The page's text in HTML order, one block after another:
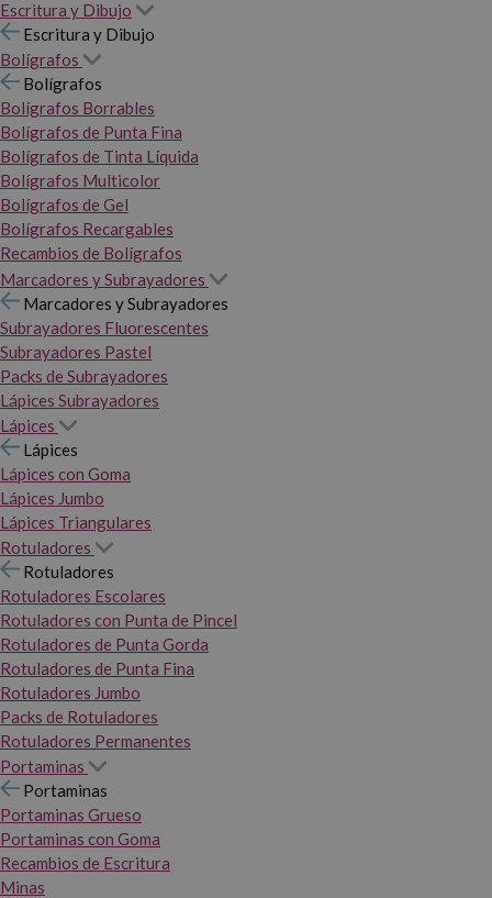
Escritura y Dibujo
Escritura y Dibujo
Bolígrafos
Bolígrafos
Bolígrafos Borrables
Bolígrafos de Punta Fina
Bolígrafos de Tinta Líquida
Bolígrafos Multicolor
Bolígrafos de Gel
Bolígrafos Recargables
Recambios de Bolígrafos
Marcadores y Subrayadores
Marcadores y Subrayadores
Subrayadores Fluorescentes
Subrayadores Pastel
Packs de Subrayadores
Lápices Subrayadores
Lápices
Lápices
Lápices con Goma
Lápices Jumbo
Lápices Triangulares
Rotuladores
Rotuladores
Rotuladores Escolares
Rotuladores con Punta de Pincel
Rotuladores de Punta Gorda
Rotuladores de Punta Fina
Rotuladores Jumbo
Packs de Rotuladores
Rotuladores Permanentes
Portaminas
Portaminas
Portaminas Grueso
Portaminas con Goma
Recambios de Escritura
Minas